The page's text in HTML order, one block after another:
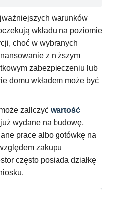
warunków
wkładu na poziomie
choć w wybranych
z niższym
zabezpieczeniu lub
domu wkładem może być
zaliczyć wartość
wydane na budowę,
prace albo gotówkę na
zakupu
często posiada działkę